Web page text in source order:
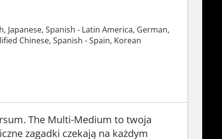
Japanese, Spanish - Latin America, German,
Chinese, Spanish - Spain, Korean
The Multi-Medium to twoja
zagadki czekają na każdym